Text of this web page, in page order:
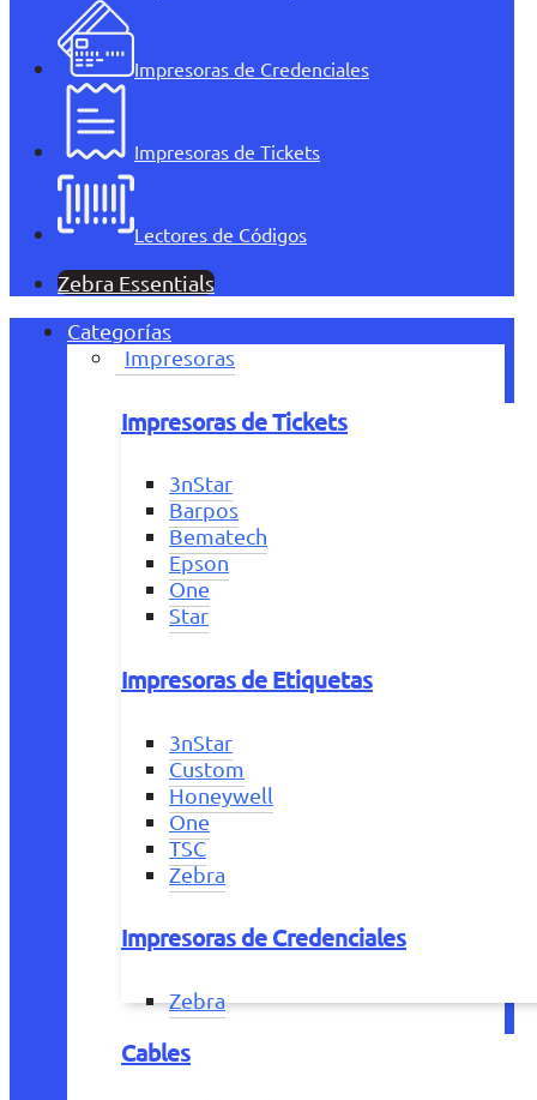
Impresoras de Credenciales
Impresoras de Tickets
Lectores de Códigos
Zebra Essentials
Categorías
Impresoras
Impresoras de Tickets
3nStar
Barpos
Bematech
Epson
One
Star
Impresoras de Etiquetas
3nStar
Custom
Honeywell
One
TSC
Zebra
Impresoras de Credenciales
Zebra
Cables